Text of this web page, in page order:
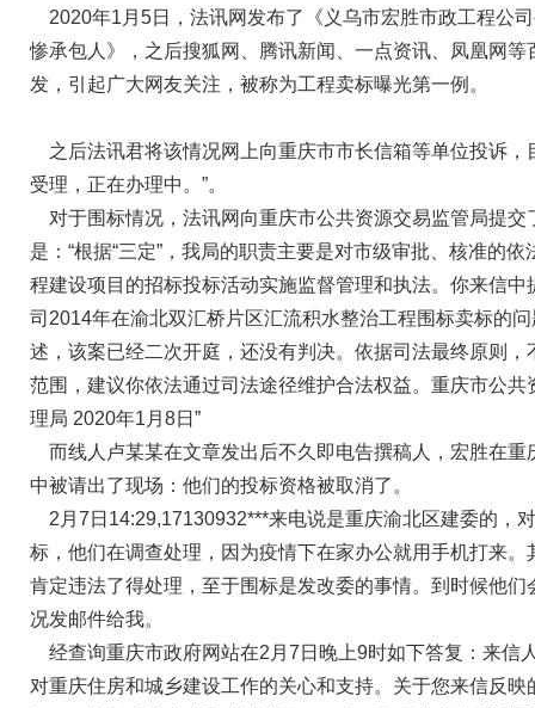
2020年1月5日，法讯网发布了《义乌市宏胜市政工程公
惨承包人》，之后搜狐网、腾讯新闻、一点资讯、凤凰网等
发，引起广大网友关注，被称为工程卖标曝光第一例。
之后法讯君将该情况网上向重庆市市长信箱等单位投诉，
受理，正在办理中。”。
对于围标情况，法讯网向重庆市公共资源交易监管局提交
是：“根据“三定”，我局的职责主要是对市级审批、核准的依
程建设项目的招标投标活动实施监督管理和执法。你来信中
司2014年在渝北双汇桥片区汇流积水整治工程围标卖标的
述，该案已经二次开庭，还没有判决。依据司法最终原则，
范围，建议你依法通过司法途径维护合法权益。重庆市公共
理局 2020年1月8日”
而线人卢某某在文章发出后不久即电告撰稿人，宏胜在重
中被请出了现场：他们的投标资格被取消了。
2月7日14:29,17130932***来电说是重庆渝北区建委的，
标，他们在调查处理，因为疫情下在家办公就用手机打来。
肯定违法了得处理，至于围标是发改委的事情。到时候他们
况发邮件给我。
经查询重庆市政府网站在2月7日晚上9时如下答复：来信
对重庆住房和城乡建设工作的关心和支持。关于您来信反映